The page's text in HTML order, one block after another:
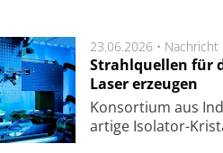
23.06.2026 • Nachricht
Strahlquellen für
Laser erzeugen
Kon­sor­tium aus
ar­ti­ge Iso­lator-